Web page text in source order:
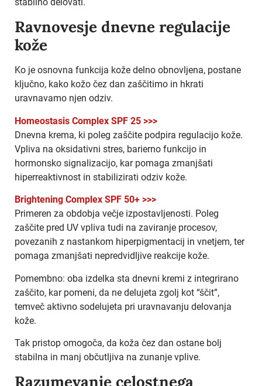
Ravnovesje dnevne regulacije
kože
Ko je osnovna funkcija kože delno obnovljena, postane
ključno, kako kožo čez dan zaščitimo in hkrati
uravnavamo njen odziv.
Homeostasis Complex SPF 25 >>>
Dnevna krema, ki poleg zaščite podpira regulacijo kože.
Vpliva na oksidativni stres, barierno funkcijo in
hormonsko signalizacijo, kar pomaga zmanjšati
hiperreaktivnost in stabilizirati odziv kože.
Brightening Complex SPF 50+ >>>
Primeren za obdobja večje izpostavljenosti. Poleg
zaščite pred UV vpliva tudi na zaviranje procesov,
povezanih z nastankom hiperpigmentacij in vnetjem, ter
pomaga zmanjšati nepredvidljive reakcije kože.
Pomembno: oba izdelka sta dnevni kremi z integrirano
zaščito, kar pomeni, da ne delujeta zgolj kot “ščit”,
temveč aktivno sodelujeta pri uravnavanju delovanja
kože.
Tak pristop omogoča, da koža čez dan ostane bolj
stabilna in manj občutljiva na zunanje vplive.
Razumevanje celostnega